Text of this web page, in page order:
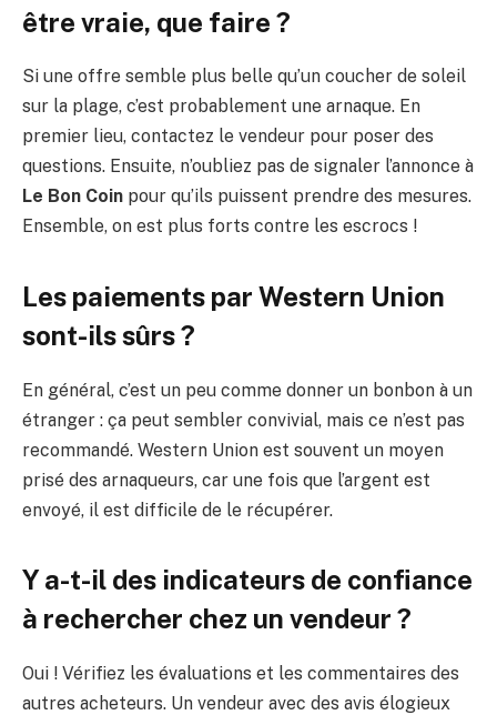
être vraie, que faire ?
Si une offre semble plus belle qu’un coucher de soleil
sur la plage, c’est probablement une arnaque. En
premier lieu, contactez le vendeur pour poser des
questions. Ensuite, n’oubliez pas de signaler l’annonce à
Le Bon Coin pour qu’ils puissent prendre des mesures.
Ensemble, on est plus forts contre les escrocs !
Les paiements par Western Union
sont-ils sûrs ?
En général, c’est un peu comme donner un bonbon à un
étranger : ça peut sembler convivial, mais ce n’est pas
recommandé. Western Union est souvent un moyen
prisé des arnaqueurs, car une fois que l’argent est
envoyé, il est difficile de le récupérer.
Y a-t-il des indicateurs de confiance
à rechercher chez un vendeur ?
Oui ! Vérifiez les évaluations et les commentaires des
autres acheteurs. Un vendeur avec des avis élogieux